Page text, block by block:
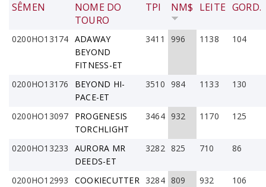
SÊMEN
NOME DO
TOURO
TPI NM$ LEITE GORD.
0200HO13174 ADAWAY
BEYOND
FITNESS-ET
3411 996 1138 104
0200HO13176
BEYOND HI-
PACE-ET
3510 984 1133 130
0200HO13097
PROGENESIS
TORCHLIGHT
3464 932 1170 125
0200HO13233
AURORA MR
DEEDS-ET
3282 825 710 86
0200HO12993
COOKIECUTTER 3284 809 932 106